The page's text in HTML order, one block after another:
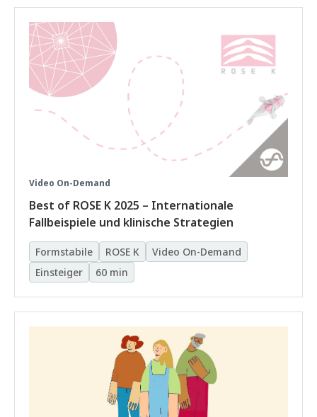
Video On-Demand
Best of ROSE K 2025 – Internationale
Fallbeispiele und klinische Strategien
Formstabile ROSE K
Video On-Demand
Einsteiger
60 min